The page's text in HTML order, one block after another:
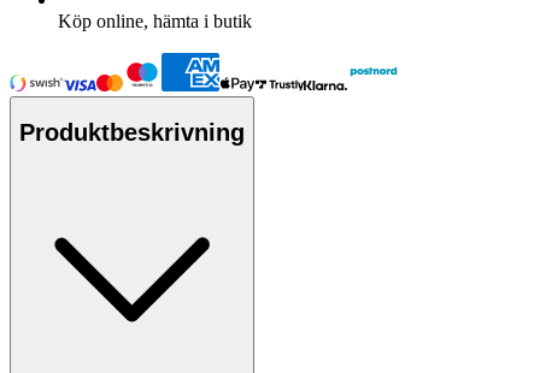
Köp online, hämta i butik
Produktbeskrivning